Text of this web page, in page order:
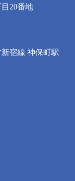
20番地
宿線 神保町駅